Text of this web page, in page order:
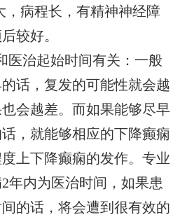
，病程长，有精神神经障
较好。
医治起始时间有关：一般
话，复发的可能性就会越
会越差。而如果能够尽早
，就能够相应的下降癫痫
上下降癫痫的发作。专业
年内为医治时间，如果患
的话，将会遭到很有效的